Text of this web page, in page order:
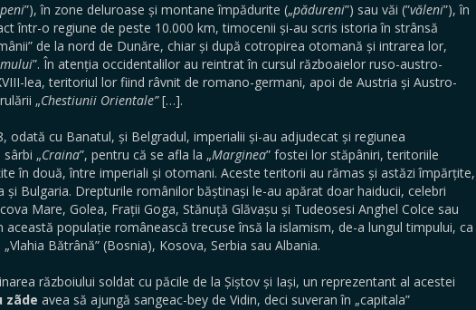
”), în zone deluroase și montane împădurite („pădureni”) sau văi (”văleni”), în
într-o regiune de peste 10.000 km, timocenii și-au scris istoria în strânsă
de la nord de Dunăre, chiar și după cotropirea otomană și intrarea lor,
”. În atenția occidentalilor au reintrat în cursul războaielor ruso-austro-
lea, teritoriul lor fiind râvnit de romano-germani, apoi de Austria și Austro-
„Chestiunii Orientale”[…].
cu Banatul, și Belgradul, imperialii și-au adjudecat și regiunea
„Craina”, pentru că se afla la „Marginea” fostei lor stăpâniri, teritoriile
în două, între imperiali și otomani. Aceste teritorii au rămas și astăzi împărțite,
și Bulgaria. Drepturile românilor băștinași le-au apărat doar haiducii, celebri
Mare, Golea, Frații Goga, Stănuță Glăvașu și Tudeosesi Anghel Colce sau
această populație românească trecuse însă la islamism, de-a lungul timpului, ca
Bătrână” (Bosnia), Kosova, Serbia sau Albania.
războiului soldat cu păcile de la Șiștov și Iași, un reprezentant al acestei
zãde avea să ajungă sangeac-bey de Vidin, deci suveran în „capitala”